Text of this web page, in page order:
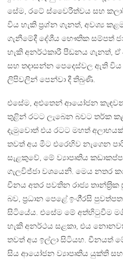
සේම, රටේ ස්වෛරීත්වය සහ
විය හැකි ප‍්‍රශ්න ගැනත්, අවශ්‍ය
ගැනීමේදී දේශීය භෞතික සම්පත්
හැකි අනර්ථකාරී පීඩනය ගැනත්,
සහ තදාසන්න පෙදෙස්වල ඇති විය
ලිපිවලින් පෙන්වා දී තිබුණි.
එසේම, අළුතෙන් ආයෝජන කැඳවන
තුළින් රටට ලැබෙන බවට තර්ක
දැමුවොත් එය රටට මහත්
තවත් අය මීට එරෙහිව නැගෙන
සැළකුවේ, මේ ව්‍යාපෘතිය
ගැලවිජ්ජා වශයෙනි. මෙය නතර
චීනය අතර පවතින රාජ්‍ය
බව, ප‍්‍රධාන පෙළේ ඉංගී‍්‍රසි
සිටියේය. එසේම මේ අත්හිටුවීම
හැකි අනර්ථය සළකා, එය
තවත් අය ඉල්ලා සිටියහ. චීනයත්
සිය ආයෝජන ව්‍යාපෘතිය යුක්ති